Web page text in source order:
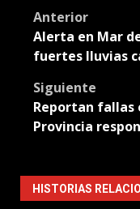
Post
Anterior
Alerta en Mar
fuertes lluvias
Siguiente
Reportan fallas
Provincia
HISTORIAS